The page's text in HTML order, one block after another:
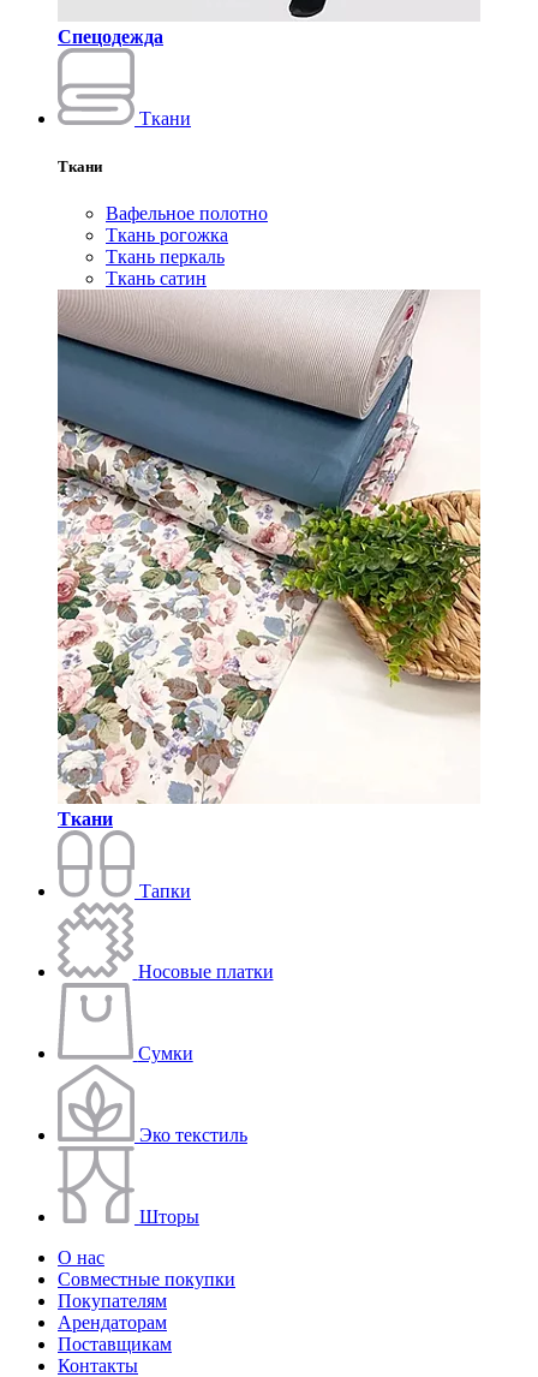
Спецодежда
Ткани
Ткани
Вафельное полотно
Ткань рогожка
Ткань перкаль
Ткань сатин
Ткани
Тапки
Носовые платки
Сумки
Эко текстиль
Шторы
О нас
Совместные покупки
Покупателям
Арендаторам
Поставщикам
Контакты